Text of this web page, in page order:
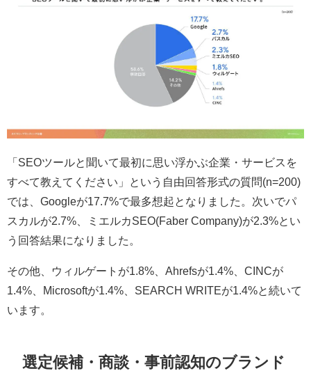
「SEOツールと聞いて最初に思い浮かぶ企業・サービスを
すべて教えてください」という自由回答形式の質問(n=200)
では、Googleが17.7%で最多想起となりました。次いでパ
スカルが2.7%、ミエルカSEO(Faber Company)が2.3%とい
う回答結果になりました。
その他、ウィルゲートが1.8%、Ahrefsが1.4%、CINCが
1.4%、Microsoftが1.4%、SEARCH WRITEが1.4%と続いて
います。
選定候補・商談・事前認知のブランド